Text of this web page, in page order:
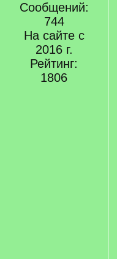
Сообщений:
744
На сайте с
2016 г.
Рейтинг:
1806